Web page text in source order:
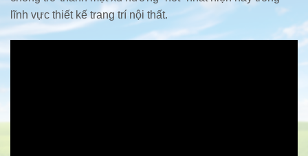
lĩnh vực thiết kế trang trí nội thất.